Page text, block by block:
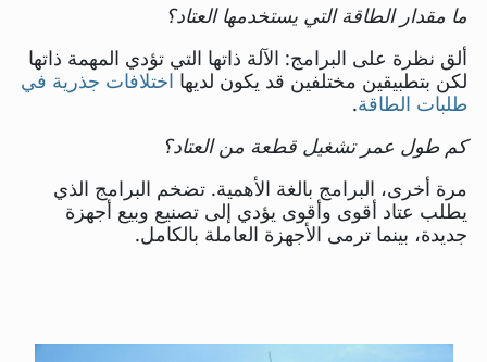
ما مقدار الطاقة التي يستخدمها العتاد؟
ألق نظرة على البرامج: الآلة ذاتها التي تؤدي المهمة ذاتها
لكن بتطبيقين مختلفين قد يكون لديها اختلافات جذرية في
طلبات الطاقة.
كم طول عمر تشغيل قطعة من العتاد؟
مرة أخرى، البرامج بالغة الأهمية. تضخم البرامج الذي
يطلب عتاد أقوى وأقوى يؤدي إلى تصنيع وبيع أجهزة
جديدة، بينما ترمى الأجهزة العاملة بالكامل.